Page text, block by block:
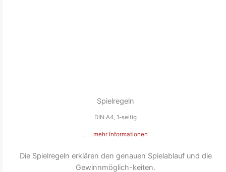
Spielregeln
DIN A4, 1-seitig
mehr Informationen
Die Spielregeln erklären den genauen Spielablauf und die
Gewinnmöglich-keiten.